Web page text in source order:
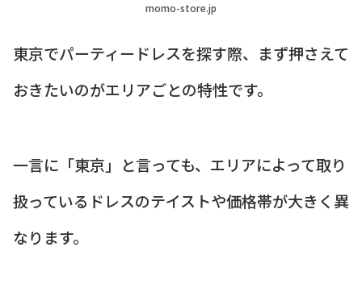
momo-store.jp
東京でパーティードレスを探す際、まず押さえて
おきたいのがエリアごとの特性です。
一言に「東京」と言っても、エリアによって取り
扱っているドレスのテイストや価格帯が大きく異
なります。